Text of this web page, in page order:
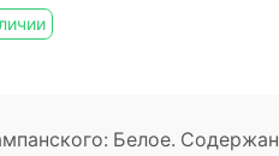
Белое.